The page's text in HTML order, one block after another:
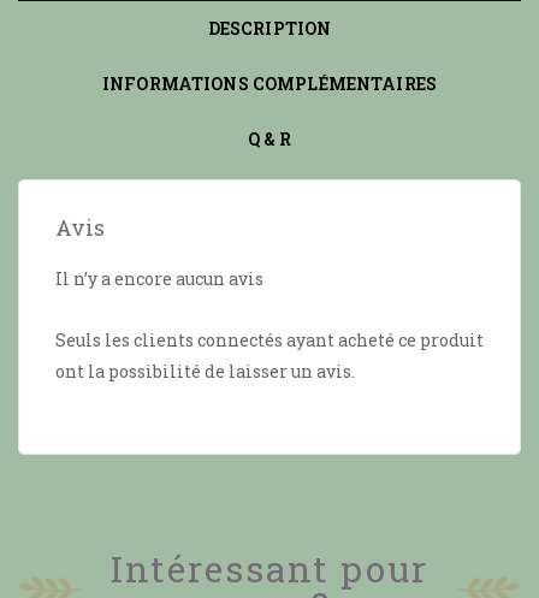
DESCRIPTION
INFORMATIONS COMPLÉMENTAIRES
Q & R
Avis
Il n’y a encore aucun avis
Seuls les clients connectés ayant acheté ce produit
ont la possibilité de laisser un avis.
Intéressant pour